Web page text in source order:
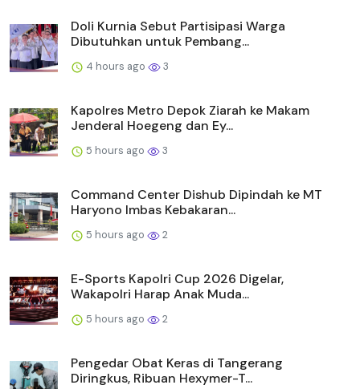
Doli Kurnia Sebut Partisipasi Warga
Dibutuhkan untuk Pembang...
4 hours ago 3
Kapolres Metro Depok Ziarah ke Makam
Jenderal Hoegeng dan Ey...
5 hours ago 3
Command Center Dishub Dipindah ke MT
Haryono Imbas Kebakaran...
5 hours ago 2
E-Sports Kapolri Cup 2026 Digelar,
Wakapolri Harap Anak Muda...
5 hours ago 2
Pengedar Obat Keras di Tangerang
Diringkus, Ribuan Hexymer-T...